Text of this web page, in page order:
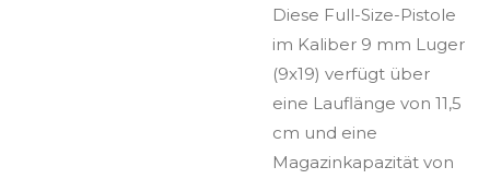
Diese Full-Size-Pistole
im Kaliber 9 mm Luger
(9x19) verfügt über
eine Lauflänge von 11,5
cm und eine
Magazinkapazität von